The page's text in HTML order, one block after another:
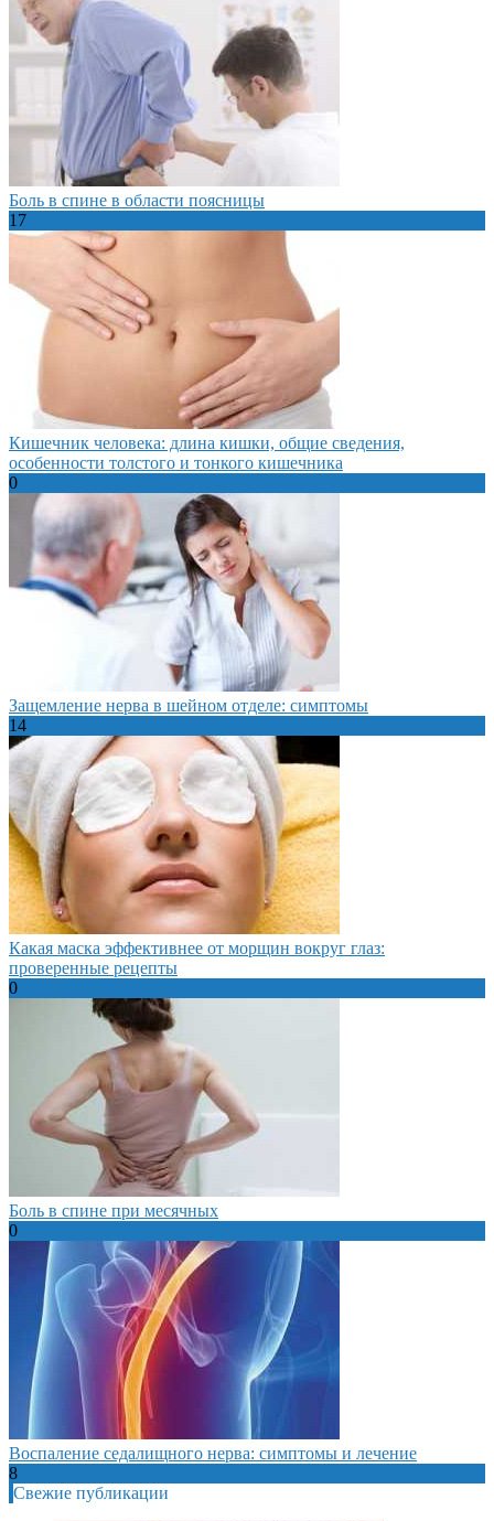
Боль в спине в области поясницы
17
Кишечник человека: длина кишки, общие сведения,
особенности толстого и тонкого кишечника
0
Защемление нерва в шейном отделе: симптомы
14
Какая маска эффективнее от морщин вокруг глаз:
проверенные рецепты
0
Боль в спине при месячных
0
Воспаление седалищного нерва: симптомы и лечение
8
Свежие публикации